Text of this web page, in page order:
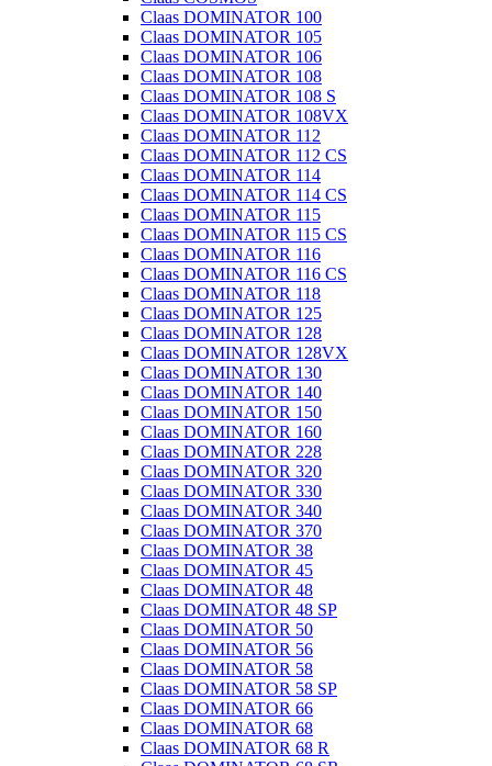
Claas DOMINATOR 100
Claas DOMINATOR 105
Claas DOMINATOR 106
Claas DOMINATOR 108
Claas DOMINATOR 108 S
Claas DOMINATOR 108VX
Claas DOMINATOR 112
Claas DOMINATOR 112 CS
Claas DOMINATOR 114
Claas DOMINATOR 114 CS
Claas DOMINATOR 115
Claas DOMINATOR 115 CS
Claas DOMINATOR 116
Claas DOMINATOR 116 CS
Claas DOMINATOR 118
Claas DOMINATOR 125
Claas DOMINATOR 128
Claas DOMINATOR 128VX
Claas DOMINATOR 130
Claas DOMINATOR 140
Claas DOMINATOR 150
Claas DOMINATOR 160
Claas DOMINATOR 228
Claas DOMINATOR 320
Claas DOMINATOR 330
Claas DOMINATOR 340
Claas DOMINATOR 370
Claas DOMINATOR 38
Claas DOMINATOR 45
Claas DOMINATOR 48
Claas DOMINATOR 48 SP
Claas DOMINATOR 50
Claas DOMINATOR 56
Claas DOMINATOR 58
Claas DOMINATOR 58 SP
Claas DOMINATOR 66
Claas DOMINATOR 68
Claas DOMINATOR 68 R